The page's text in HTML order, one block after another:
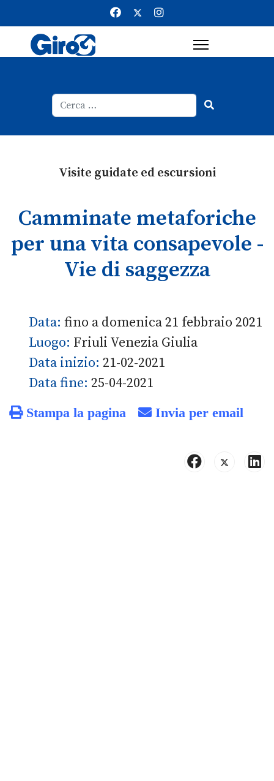
Visite guidate ed escursioni
Camminate metaforiche
per una vita consapevole -
Vie di saggezza
Data: fino a domenica 21 febbraio 2021
Luogo: Friuli Venezia Giulia
Data inizio: 21-02-2021
Data fine: 25-04-2021
Stampa la pagina Invia per email